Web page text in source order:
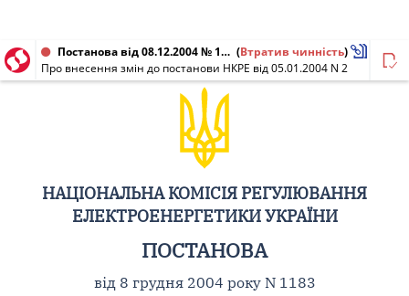
Постанова від 08.12.2004 № 1183 (Втратив чинність)
Про внесення змін до постанови НКРЕ від 05.01.2004 N 2
НАЦІОНАЛЬНА КОМІСІЯ РЕГУЛЮВАННЯ
ЕЛЕКТРОЕНЕРГЕТИКИ УКРАЇНИ
ПОСТАНОВА
від 8 грудня 2004 року N 1183